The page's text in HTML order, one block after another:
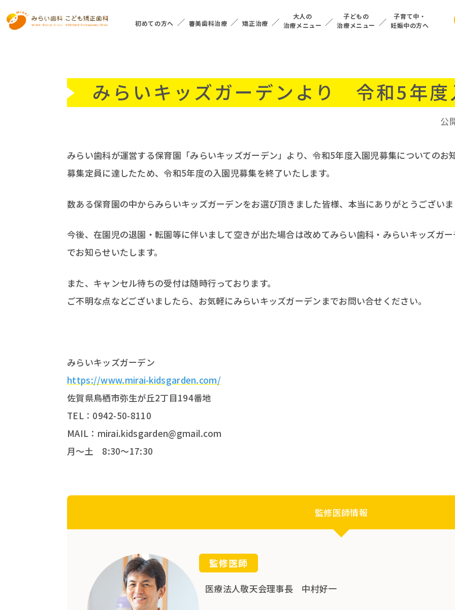
初めての方へ 審美歯科治療 矯正治療
大人の
治療メニュー
子どもの
治療メニュー
子育て中・
妊娠中の方へ
みらいキッズガーデンより 令和5年
公
みらい歯科が運営する保育園「みらいキッズガーデン」より、令和5年度入園児募集についてのお
募集定員に達したため、令和5年度の入園児募集を終了いたします。
数ある保育園の中からみらいキッズガーデンをお選び頂きました皆様、本当にありがとうござい
今後、在園児の退園・転園等に伴いまして空きが出た場合は改めてみらい歯科・みらいキッズガ
でお知らせいたします。
また、キャンセル待ちの受付は随時行っております。
ご不明な点などございましたら、お気軽にみらいキッズガーデンまでお問い合せください。
みらいキッズガーデン
https://www.mirai-kidsgarden.com/
佐賀県鳥栖市弥生が丘2丁目194番地
TEL：0942-50-8110
MAIL：mirai.kidsgarden@gmail.com
月～土 8:30～17:30
監修医師情報
監修医師
医療法人敬天会理事長 中村好一